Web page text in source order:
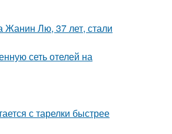
Жанин Лю, 37 лет, стали
сеть отелей на
с тарелки быстрее